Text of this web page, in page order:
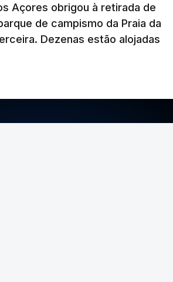
Açores obrigou à retirada de
de campismo da Praia da
Dezenas estão alojadas